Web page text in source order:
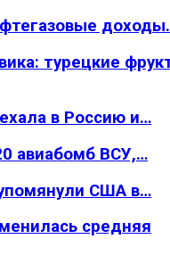
турецкие
в Россию и…
авиабомб ВСУ,…
США в…
средняя